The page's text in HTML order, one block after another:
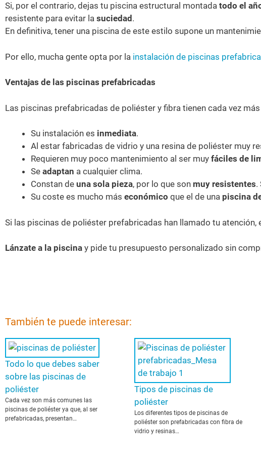
Si, por el contrario, dejas tu piscina estructural montada todo el
resistente para evitar la suciedad .
En definitiva, tener una piscina de este estilo supone un
Por ello, mucha gente opta por la instalación de piscinas
Ventajas de las piscinas prefabricadas
Las piscinas prefabricadas de poliéster y fibra tienen cada vez
Su instalación es inmediata.
Al estar fabricadas de vidrio y una resina de poliéster muy
Requieren muy poco mantenimiento al ser muy fáciles de
Se adaptan a cualquier clima.
Constan de una sola pieza, por lo que son muy resistentes.
Su coste es mucho más económico que el de una piscina
Si las piscinas de poliéster prefabricadas han llamado tu
Lánzate a la piscina y pide tu presupuesto personalizado sin
También te puede interesar:
Todo lo que debes saber
sobre las piscinas de
poliéster
Cada vez son más comunes las
piscinas de poliéster ya que, al ser
prefabricadas, presentan…
Tipos de piscinas de
poliéster
Los diferentes tipos de piscinas de
poliéster son prefabricadas con fibra de
vidrio y resinas…